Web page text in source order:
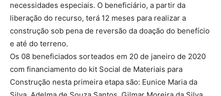
necessidades especiais. O beneficiário, a partir da
liberação do recurso, terá 12 meses para realizar a
construção sob pena de reversão da doação do benefício
e até do terreno.
Os 08 beneficiados sorteados em 20 de janeiro de 2020
com financiamento do kit Social de Materiais para
Construção nesta primeira etapa são: Eunice Maria da